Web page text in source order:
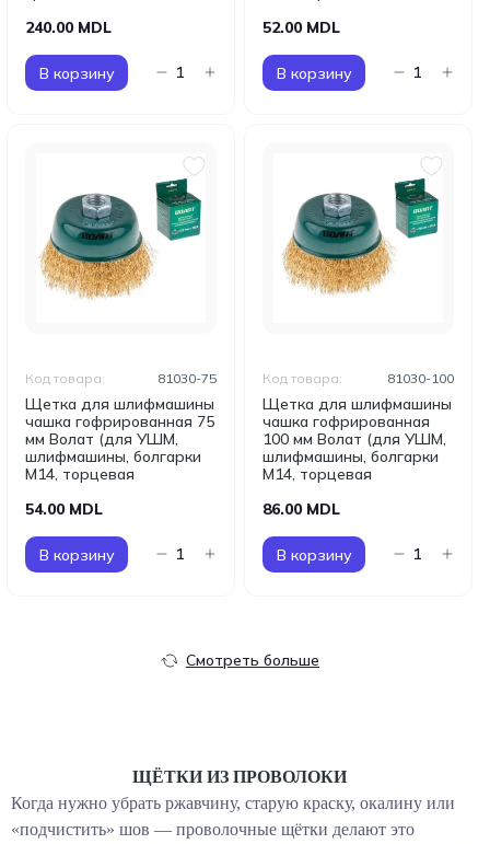
240.00 MDL
В корзину
52.00 MDL
В корзину
Щетка для шлифмашины
чашка гофрированная 75
мм Волат (для УШМ,
шлифмашины, болгарки
М14, торцевая
Код товара: 81030-75
54.00 MDL
В корзину
Щетка для шлифмашины
чашка гофрированная
100 мм Волат (для УШМ,
шлифмашины, болгарки
М14, торцевая
Код товара: 81030-100
86.00 MDL
В корзину
Смотреть больше
ЩЁТКИ ИЗ ПРОВОЛОКИ
Когда нужно убрать ржавчину, старую краску, окалину или
«подчистить» шов — проволочные щётки делают это